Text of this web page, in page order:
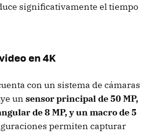
significativamente el tiempo
en 4K
con un sistema de cámaras
un sensor principal de 50 MP,
de 8 MP, y un macro de 5
permiten capturar